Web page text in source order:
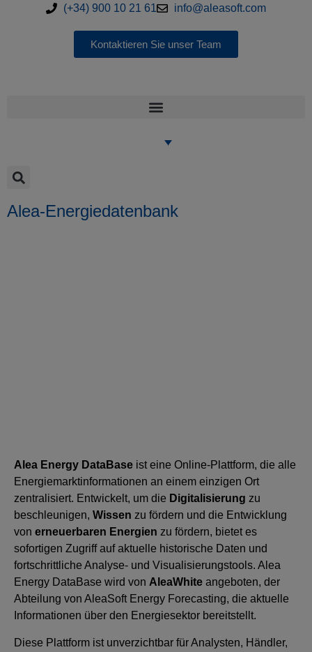
(+34) 900 10 21 61 info@aleasoft.com
Kontaktieren Sie unser Team
Alea-Energiedatenbank
Alea Energy DataBase ist eine Online-Plattform, die alle
Energiemarktinformationen an einem einzigen Ort
zentralisiert. Entwickelt, um die Digitalisierung zu
beschleunigen, Wissen zu fördern und die Entwicklung
von erneuerbaren Energien zu fördern, bietet es
sofortigen Zugriff auf aktuelle historische Daten und
fortschrittliche Analyse- und Visualisierungstools. Alea
Energy DataBase wird von AleaWhite angeboten, der
Abteilung von AleaSoft Energy Forecasting, die aktuelle
Informationen über den Energiesektor bereitstellt.
Diese Plattform ist unverzichtbar für Analysten, Händler,